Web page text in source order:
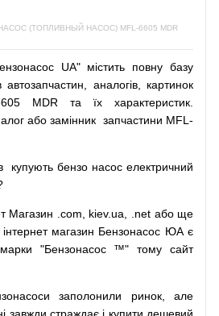
(ТОПЛИВНЫЙ НАСОС) MFL-6605 MDR
UA" містить повну базу
автозапчастин аналогів,
картинок
MDR та їх характеристик.
або замінник запчастини MFL-
купують бензо насос електричний
Магазин .com kiev.ua .net або ще
інтернет магазин Бензонасос ЮА є
марки "Бензонасос ™" тому
сайт
заполонили ринок,
але